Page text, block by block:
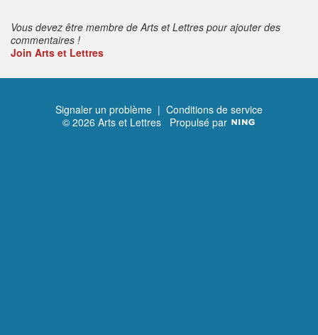
Vous devez être membre de Arts et Lettres pour ajouter des
commentaires !
Join Arts et Lettres
Signaler un problème | Conditions de service
© 2026 Arts et Lettres Propulsé par